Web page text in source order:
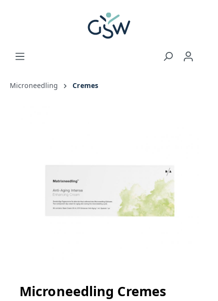
Microneedling Cremes
Microneedling Cremes